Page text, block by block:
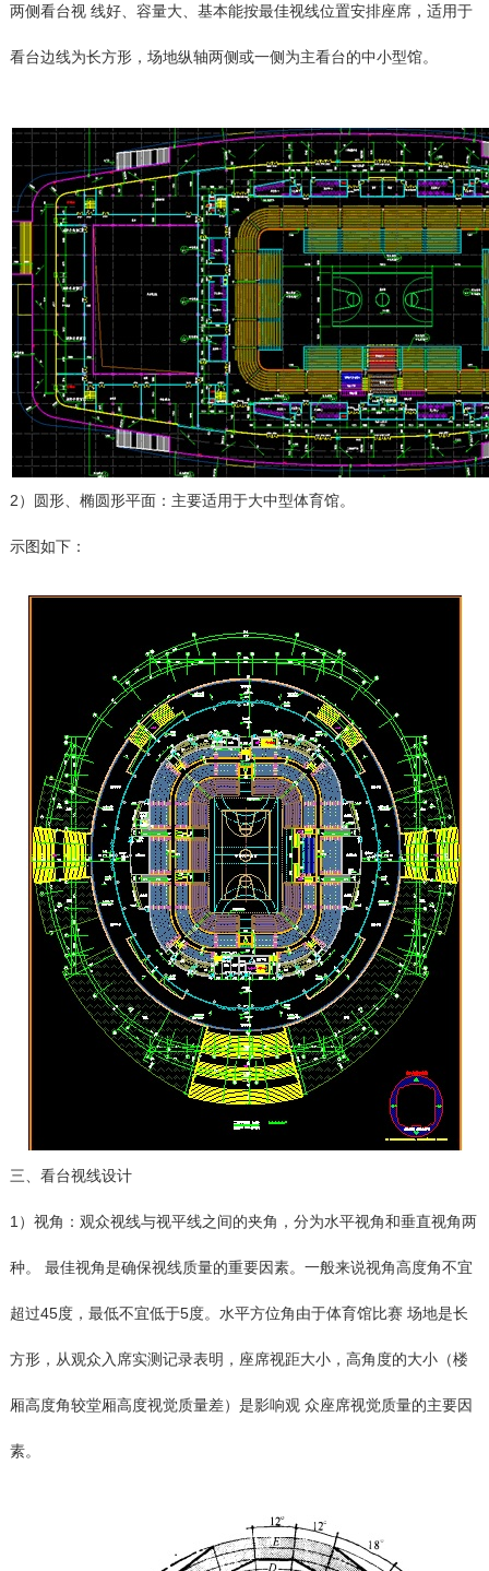
两侧看台视 线好、容量大、基本能按最佳视线位置安排座席，适用于
看台边线为长方形，场地纵轴两侧或一侧为主看台的中小型馆。
2）圆形、椭圆形平面：主要适用于大中型体育馆。
示图如下：
三、看台视线设计
1）视角：观众视线与视平线之间的夹角，分为水平视角和垂直视角两
种。 最佳视角是确保视线质量的重要因素。一般来说视角高度角不宜
超过45度，最低不宜低于5度。水平方位角由于体育馆比赛 场地是长
方形，从观众入席实测记录表明，座席视距大小，高角度的大小（楼
厢高度角较堂厢高度视觉质量差）是影响观 众座席视觉质量的主要因
素。